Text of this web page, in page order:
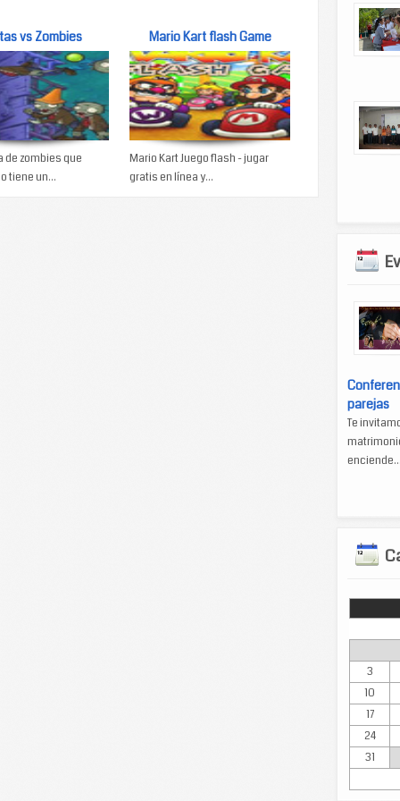
vs Zombies
de zombies que
tiene un...
Mario Kart flash Game
Mario Kart Juego flash - jugar
gratis en línea y...
parejas
Te
3
10
17
24
31